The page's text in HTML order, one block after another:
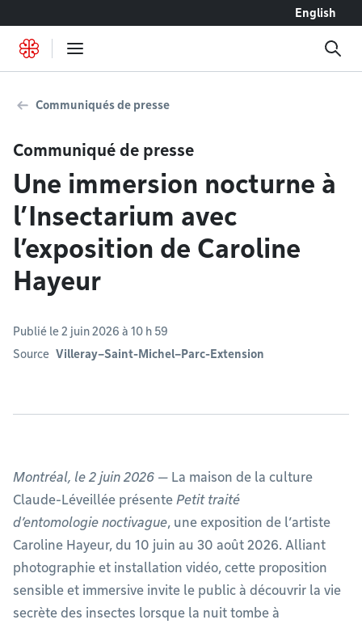
English
Communiqués de presse
Communiqué de presse
Une immersion nocturne à
l’Insectarium avec
l’exposition de Caroline
Hayeur
Publié le 2 juin 2026 à 10 h 59
Source Villeray–Saint-Michel–Parc-Extension
Montréal, le 2 juin 2026 — La maison de la culture
Claude-Léveillée présente Petit traité
d’entomologie noctivague, une exposition de l’artiste
Caroline Hayeur, du 10 juin au 30 août 2026. Alliant
photographie et installation vidéo, cette proposition
sensible et immersive invite le public à découvrir la vie
secrète des insectes lorsque la nuit tombe à